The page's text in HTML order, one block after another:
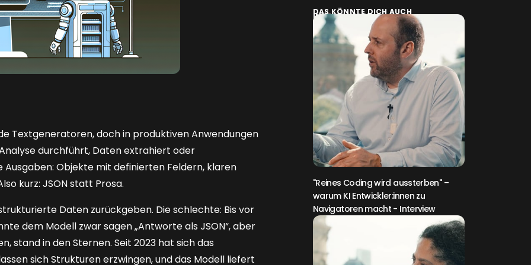
Textgeneratoren, doch in produktiven Anwendungen
durchführt, Daten extrahiert oder
Objekte mit definierten Feldern, klaren
kurz: JSON statt Prosa.
Daten zurückgeben. Die schlechte: Bis vor
dem Modell zwar sagen „Antworte als JSON“, aber
stand in den Sternen. Seit 2023 hat sich das
sich Strukturen erzwingen, und das Modell liefert
DAS KÖNNTE DICH AUCH
INTERESSIEREN:
"Reines Coding wird aussterben" –
warum KI Entwickler:innen zu
Navigatoren macht - Interview